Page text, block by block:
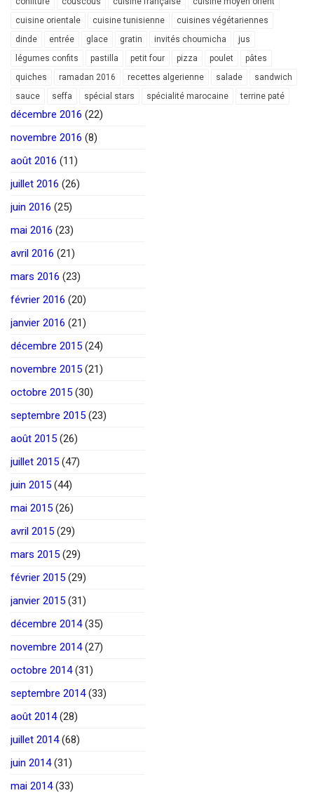
cuisine orientale
cuisine tunisienne
cuisines végétariennes
dinde
entrée glace gratin invités choumicha
jus
légumes confits
pastilla petit four pizza poulet
pâtes
quiches
ramadan 2016 recettes algerienne salade
sandwich
sauce
seffa spécial stars spécialité marocaine terrine paté
décembre 2016 (22)
novembre 2016 (8)
août 2016 (11)
juillet 2016 (26)
juin 2016 (25)
mai 2016 (23)
avril 2016 (21)
mars 2016 (23)
février 2016 (20)
janvier 2016 (21)
décembre 2015 (24)
novembre 2015 (21)
octobre 2015 (30)
septembre 2015 (23)
août 2015 (26)
juillet 2015 (47)
juin 2015 (44)
mai 2015 (26)
avril 2015 (29)
mars 2015 (29)
février 2015 (29)
janvier 2015 (31)
décembre 2014(35)
novembre 2014(27)
octobre 2014(31)
septembre 2014(33)
août 2014(28)
juillet 2014(68)
juin 2014(31)
mai 2014(33)